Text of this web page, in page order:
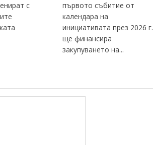
с
първото събитие от
календара на
инициативата през 2026 г.
ще финансира
закупуването на...